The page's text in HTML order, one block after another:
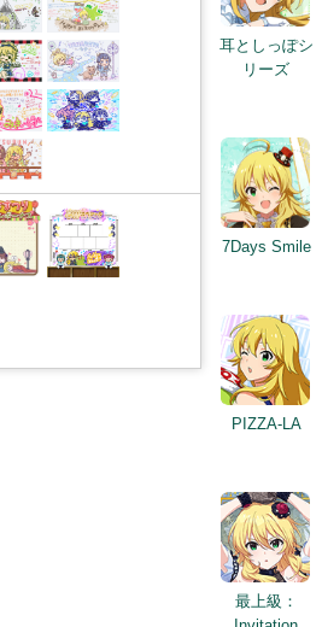
耳としっぽシ
リーズ
7Days Smile
PIZZA-LA
最上級：